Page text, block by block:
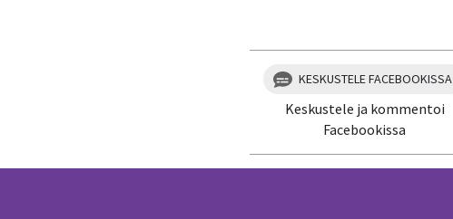
KESKUSTELE FACEBOOKISSA
Keskustele ja kommentoi
Facebookissa